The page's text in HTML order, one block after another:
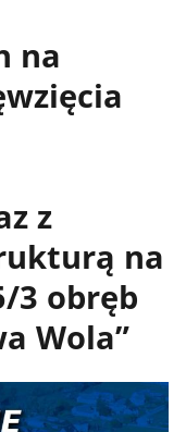
na
z
na
3 obręb
Wola”